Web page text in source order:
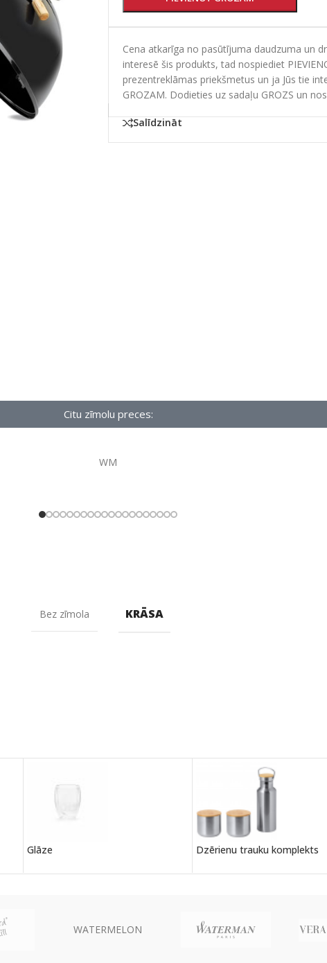
Cena atkarīga no pasūtījuma daudzuma un
interesē šis produkts, tad nospiediet
prezentreklāmas priekšmetus un ja Jūs tie
GROZAM. Dodieties uz sadaļu GROZS un
Salīdzināt
Citu zīmolu preces:
WM
Bez zīmola KRĀSA
Glāze Dzērienu trauku komplekts
WATERMELON